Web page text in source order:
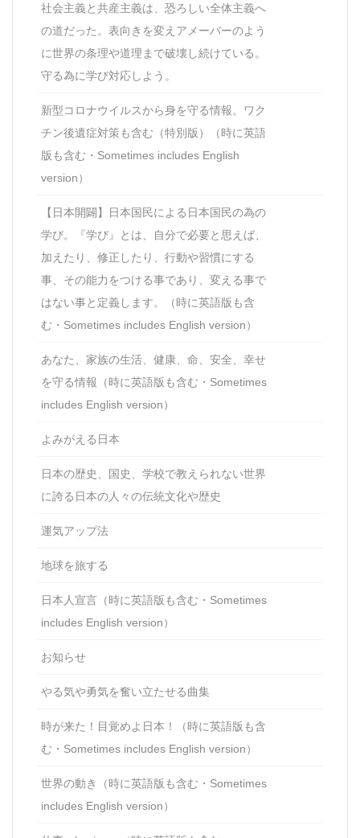
社会主義と共産主義は、恐ろしい全体主義へ
の道だった。表向きを変えアメーバーのよう
に世界の条理や道理まで破壊し続けている。
守る為に学び対応しよう。
新型コロナウイルスから身を守る情報。ワク
チン後遺症対策も含む（特別版）（時に英語
版も含む・Sometimes includes English
version）
【日本開闢】日本国民による日本国民の為の
学び。『学び』とは、自分で必要と思えば、
加えたり、修正したり、行動や習慣にする
事、その能力をつける事であり、変える事で
はない事と定義します。（時に英語版も含
む・Sometimes includes English version）
あなた、家族の生活、健康、命、安全、幸せ
を守る情報（時に英語版も含む・Sometimes
includes English version）
よみがえる日本
日本の歴史、国史、学校で教えられない世界
に誇る日本の人々の伝統文化や歴史
運気アップ法
地球を旅する
日本人宣言（時に英語版も含む・Sometimes
includes English version）
お知らせ
やる気や勇気を奮い立たせる曲集
時が来た！目覚めよ日本！（時に英語版も含
む・Sometimes includes English version）
世界の動き（時に英語版も含む・Sometimes
includes English version）